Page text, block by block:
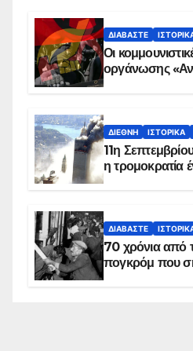
ΔΙΑΒΆΣΤΕ
Οι
οργάνωσης
ΔΙΕΘΝΉ ΙΣΤΟΡΙΚΆ
11η
η τρομοκρατία
ΔΙΑΒΆΣΤΕ
70 χρόνια από
πογκρόμ που